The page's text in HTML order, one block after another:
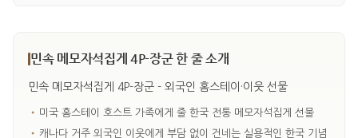
민속 메모자석집게 4P-장군 한 줄 소개
민속 메모자석집게 4P-장군 - 외국인 홈스테이·이웃 선물
• 미국 홈스테이 호스트 가족에게 줄 한국 전통 메모자석집게 선물
• 캐나다 거주 외국인 이웃에게 부담 없이 건네는 실용적인 한국 기념